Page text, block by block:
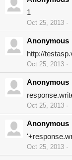
1
Oct 25, 2013
Anonymous
http://
Oct 25, 2013
Anonymous
Oct 25, 2013
Anonymous
Oct 25, 2013